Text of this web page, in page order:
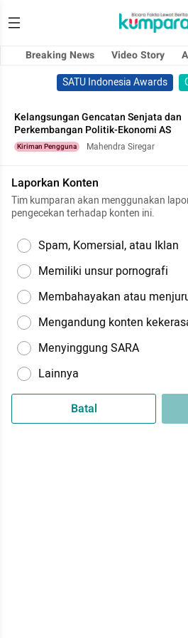
Breaking News Video Story
SATU Indonesia Awards
Kelangsungan Gencatan Senjata dan
Perkembangan Politik-Ekonomi AS
Kiriman Pengguna Mahendra Siregar
Laporkan Konten
Tim kumparan akan menggunakan
pengecekan terhadap konten ini.
Spam, Komersial, atau Iklan
Memiliki unsur pornografi
Membahayakan atau
Mengandung konten
Menyinggung SARA
Lainnya
Batal